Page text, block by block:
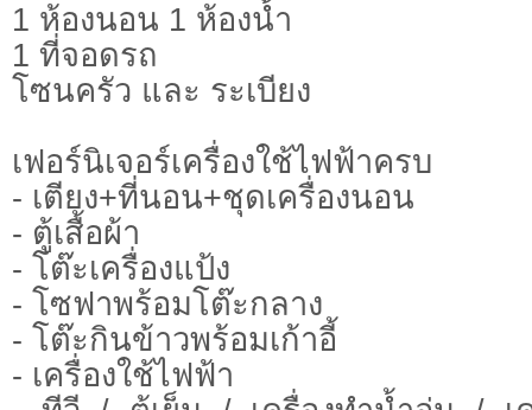
1 ห้องนอน 1 ห้องน้ำ
1 ที่จอดรถ
โซนครัว และ ระเบียง
เฟอร์นิเจอร์เครื่องใช้ไฟฟ้าครบ
- เตียง+ที่นอน+ชุดเครื่องนอน
- ตู้เสื้อผ้า
- โต๊ะเครื่องแป้ง
- โซฟาพร้อมโต๊ะกลาง
- โต๊ะกินข้าวพร้อมเก้าอี้
- เครื่องใช้ไฟฟ้า